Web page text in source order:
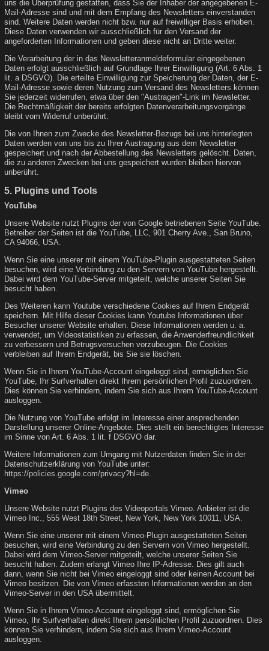
uns die Überprüfung gestatten, dass Sie der Inhaber der angegebenen E-
Mail-Adresse sind und mit dem Empfang des Newsletters einverstanden
sind. Weitere Daten werden nicht bzw. nur auf freiwilliger Basis erhoben.
Diese Daten verwenden wir ausschließlich für den Versand der
angeforderten Informationen und geben diese nicht an Dritte weiter.
Die Verarbeitung der in das Newsletteranmeldeformular eingegebenen
Daten erfolgt ausschließlich auf Grundlage Ihrer Einwilligung (Art. 6 Abs. 1
lit. a DSGVO). Die erteilte Einwilligung zur Speicherung der Daten, der E-
Mail-Adresse sowie deren Nutzung zum Versand des Newsletters können
Sie jederzeit widerrufen, etwa über den "Austragen"-Link im Newsletter.
Die Rechtmäßigkeit der bereits erfolgten Datenverarbeitungsvorgänge
bleibt vom Widerruf unberührt.
Die von Ihnen zum Zwecke des Newsletter-Bezugs bei uns hinterlegten
Daten werden von uns bis zu Ihrer Austragung aus dem Newsletter
gespeichert und nach der Abbestellung des Newsletters gelöscht. Daten,
die zu anderen Zwecken bei uns gespeichert wurden bleiben hiervon
unberührt.
5. Plugins und Tools
YouTube
Unsere Website nutzt Plugins der von Google betriebenen Seite YouTube.
Betreiber der Seiten ist die YouTube, LLC, 901 Cherry Ave., San Bruno,
CA 94066, USA.
Wenn Sie eine unserer mit einem YouTube-Plugin ausgestatteten Seiten
besuchen, wird eine Verbindung zu den Servern von YouTube hergestellt.
Dabei wird dem YouTube-Server mitgeteilt, welche unserer Seiten Sie
besucht haben.
Des Weiteren kann Youtube verschiedene Cookies auf Ihrem Endgerät
speichern. Mit Hilfe dieser Cookies kann Youtube Informationen über
Besucher unserer Website erhalten. Diese Informationen werden u. a.
verwendet, um Videostatistiken zu erfassen, die Anwenderfreundlichkeit
zu verbessern und Betrugsversuchen vorzubeugen. Die Cookies
verbleiben auf Ihrem Endgerät, bis Sie sie löschen.
Wenn Sie in Ihrem YouTube-Account eingeloggt sind, ermöglichen Sie
YouTube, Ihr Surfverhalten direkt Ihrem persönlichen Profil zuzuordnen.
Dies können Sie verhindern, indem Sie sich aus Ihrem YouTube-Account
ausloggen.
Die Nutzung von YouTube erfolgt im Interesse einer ansprechenden
Darstellung unserer Online-Angebote. Dies stellt ein berechtigtes Interesse
im Sinne von Art. 6 Abs. 1 lit. f DSGVO dar.
Weitere Informationen zum Umgang mit Nutzerdaten finden Sie in der
Datenschutzerklärung von YouTube unter:
https://policies.google.com/privacy?hl=de
Vimeo
Unsere Website nutzt Plugins des Videoportals Vimeo. Anbieter ist die
Vimeo Inc., 555 West 18th Street, New York, New York 10011, USA.
Wenn Sie eine unserer mit einem Vimeo-Plugin ausgestatteten Seiten
besuchen, wird eine Verbindung zu den Servern von Vimeo hergestellt.
Dabei wird dem Vimeo-Server mitgeteilt, welche unserer Seiten Sie
besucht haben. Zudem erlangt Vimeo Ihre IP-Adresse. Dies gilt auch
dann, wenn Sie nicht bei Vimeo eingeloggt sind oder keinen Account bei
Vimeo besitzen. Die von Vimeo erfassten Informationen werden an den
Vimeo-Server in den USA übermittelt.
Wenn Sie in Ihrem Vimeo-Account eingeloggt sind, ermöglichen Sie
Vimeo, Ihr Surfverhalten direkt Ihrem persönlichen Profil zuzuordnen. Dies
können Sie verhindern, indem Sie sich aus Ihrem Vimeo-Account
ausloggen.